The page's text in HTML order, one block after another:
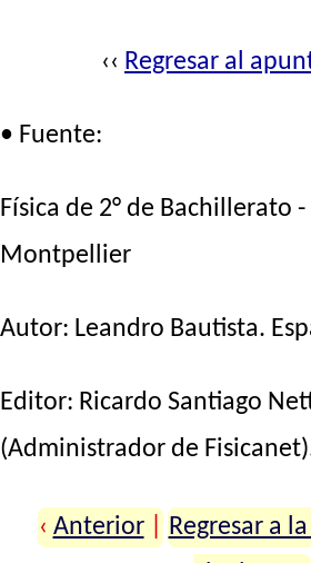
‹‹ Regresar al
• Fuente:
Física de 2° de Bachillerato
Montpellier
Autor: Leandro Bautista.
Editor: Ricardo Santiago
(Administrador de
‹ Anterior Regresar a